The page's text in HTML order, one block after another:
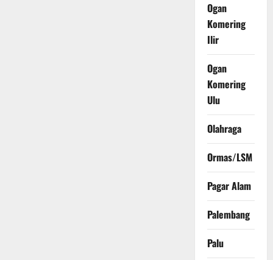
Ogan
Komering
Ilir
Ogan
Komering
Ulu
Olahraga
Ormas/LSM
Pagar Alam
Palembang
Palu